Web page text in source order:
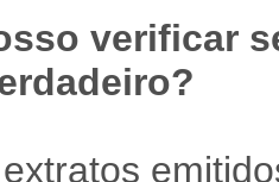
verificar